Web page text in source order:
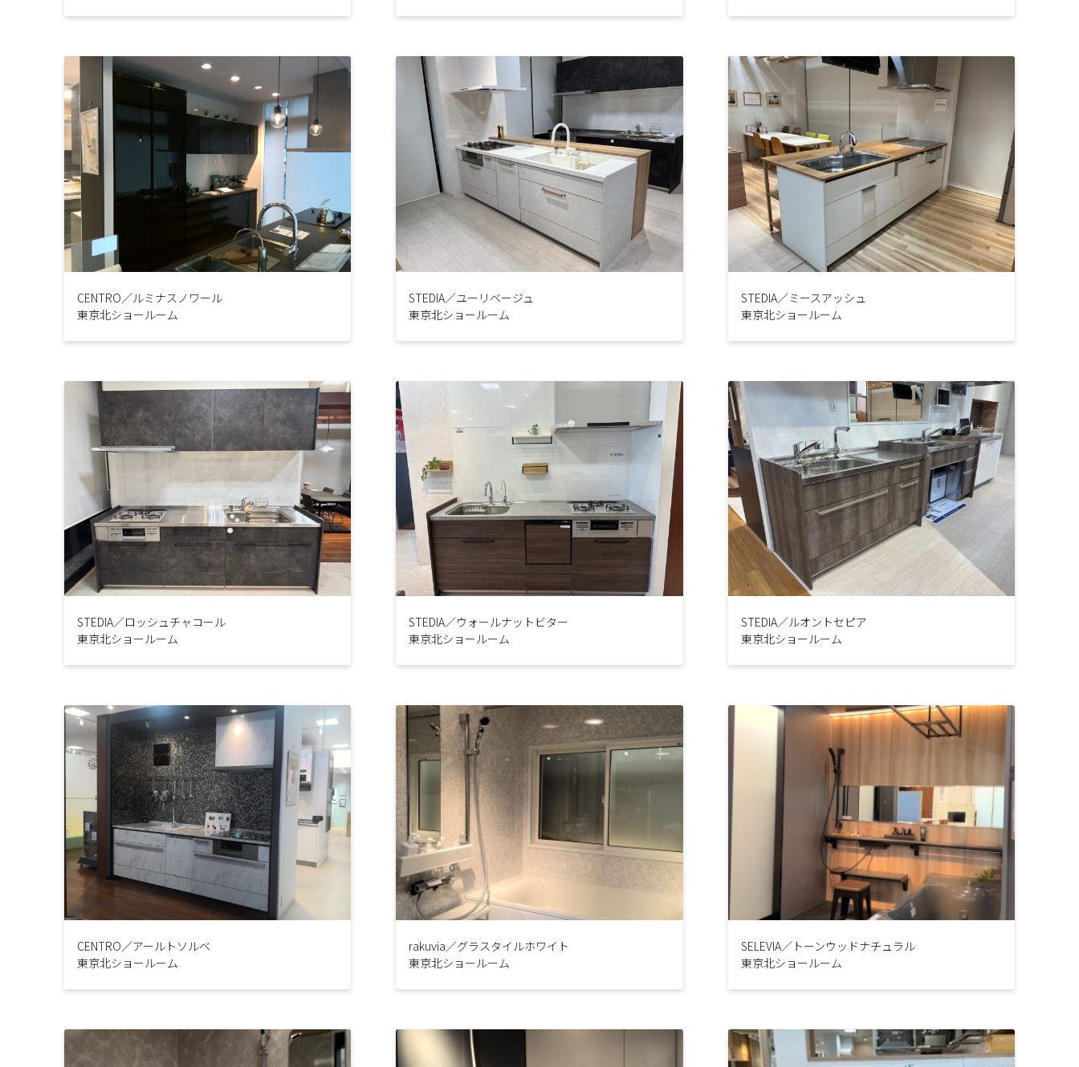
CENTRO／ルミナスノワール
東京北ショールーム
STEDIA／ユーリベージュ
東京北ショールーム
STEDIA／ミースアッシュ
東京北ショールーム
STEDIA／ロッシュチャコール
東京北ショールーム
STEDIA／ウォールナットビター
東京北ショールーム
STEDIA／ルオントセピア
東京北ショールーム
CENTRO／アールトソルベ
東京北ショールーム
rakuvia／グラスタイルホワイト
東京北ショールーム
SELEVIA／トーンウッドナチュラル
東京北ショールーム